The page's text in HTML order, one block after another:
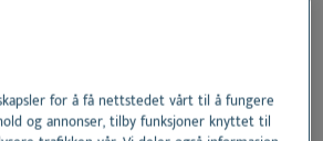
for å få nettstedet vårt til å fungere
og annonser, tilby funksjoner knyttet til